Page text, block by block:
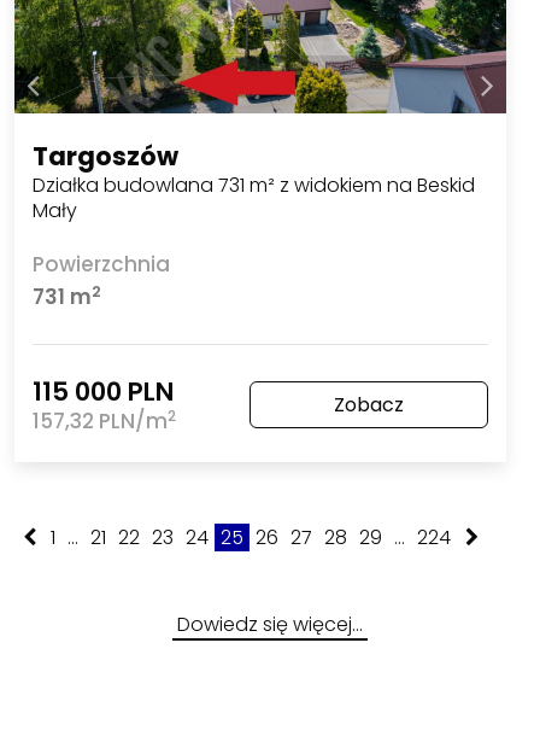
Targoszów
Działka budowlana 731 m² z widokiem na Beskid
Mały
Powierzchnia
731 m2
115 000 PLN
157,32 PLN/m2 Zobacz
1 ... 21 22 23 24 25 26 27 28 29 ... 224
Dowiedz się więcej…